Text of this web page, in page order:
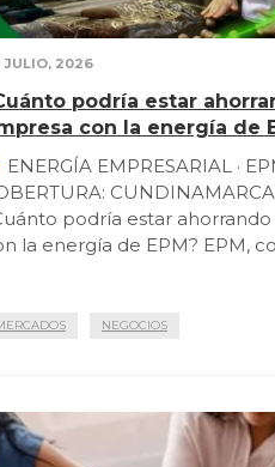
JULIO, 2026
podría estar
con la energía de
ENERGÍA EMPRESARIAL ·
podría estar
la energía de EPM? EPM,
NEGOCIOS